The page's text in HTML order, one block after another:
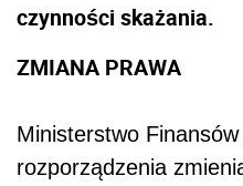
czynności skażania.
ZMIANA PRAWA
Ministerstwo Finansów
rozporządzenia